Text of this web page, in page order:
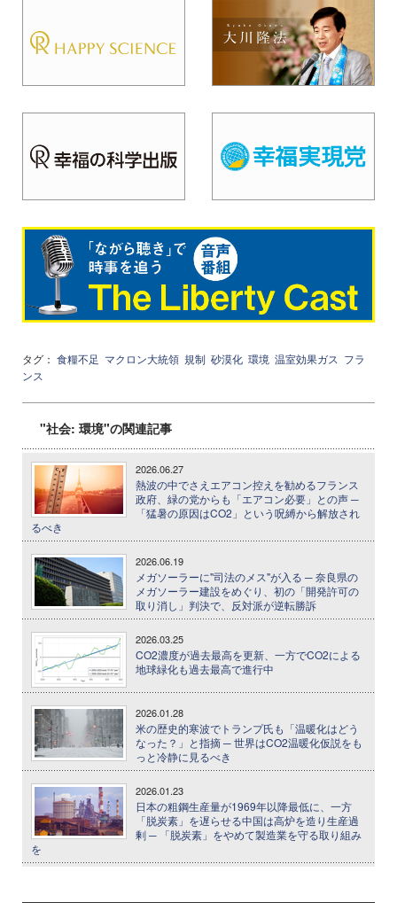
タグ： 食糧不足 マクロン大統領 規制 砂漠化 環境 温室効果ガス フラ
ンス
"社会: 環境"の関連記事
2026.06.27
熱波の中でさえエアコン控えを勧めるフランス
政府、緑の党からも「エアコン必要」との声 ─
「猛暑の原因はCO2」という呪縛から解放され
るべき
2026.06.19
メガソーラーに"司法のメス"が入る ─ 奈良県の
メガソーラー建設をめぐり、初の「開発許可の
取り消し」判決で、反対派が逆転勝訴
2026.03.25
CO2濃度が過去最高を更新、一方でCO2による
地球緑化も過去最高で進行中
2026.01.28
米の歴史的寒波でトランプ氏も「温暖化はどう
なった？」と指摘 ─ 世界はCO2温暖化仮説をも
っと冷静に見るべき
2026.01.23
日本の粗鋼生産量が1969年以降最低に、一方
「脱炭素」を遅らせる中国は高炉を造り生産過
剰 ─ 「脱炭素」をやめて製造業を守る取り組み
を